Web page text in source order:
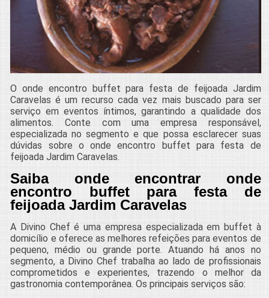
O onde encontro buffet para festa de feijoada Jardim
Caravelas é um recurso cada vez mais buscado para ser
serviço em eventos íntimos, garantindo a qualidade dos
alimentos. Conte com uma empresa responsável,
especializada no segmento e que possa esclarecer suas
dúvidas sobre o onde encontro buffet para festa de
feijoada Jardim Caravelas.
Saiba onde encontrar onde
encontro buffet para festa de
feijoada Jardim Caravelas
A Divino Chef é uma empresa especializada em buffet à
domicílio e oferece as melhores refeições para eventos de
pequeno, médio ou grande porte. Atuando há anos no
segmento, a Divino Chef trabalha ao lado de profissionais
comprometidos e experientes, trazendo o melhor da
gastronomia contemporânea. Os principais serviços são: